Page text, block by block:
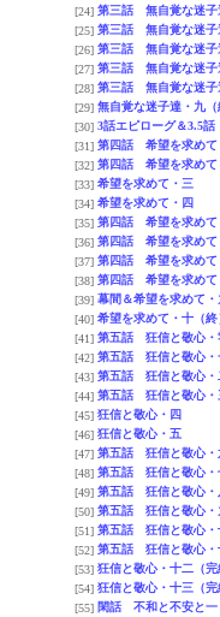
[24] 第三話 無自覚な迷子
[25] 第三話 無自覚な迷子
[26] 第三話 無自覚な迷子
[27] 第三話 無自覚な迷子
[28] 第三話 無自覚な迷子
[29] 無自覚な迷子達・九（
[30] 3話エピローグ＆3.5話
[31] 第四話 希望を求めて
[32] 第四話 希望を求めて
[33] 希望を求めて・三
[34] 希望を求めて・四
[35] 第四話 希望を求めて
[36] 第四話 希望を求めて
[37] 第四話 希望を求めて
[38] 第四話 希望を求めて
[39] 幕間＆希望を求めて・
[40] 希望を求めて・十（終
[41] 第五話 狂信と敬心・
[42] 第五話 狂信と敬心・
[43] 第五話 狂信と敬心・
[44] 第五話 狂信と敬心・
[45] 狂信と敬心・四
[46] 狂信と敬心・五
[47] 第五話 狂信と敬心・
[48] 第五話 狂信と敬心・
[49] 第五話 狂信と敬心・
[50] 第五話 狂信と敬心・
[51] 第五話 狂信と敬心・
[52] 第五話 狂信と敬心・
[53] 狂信と敬心・十二（完
[54] 狂信と敬心・十三（完
[55] 閑話 不和と不安と一